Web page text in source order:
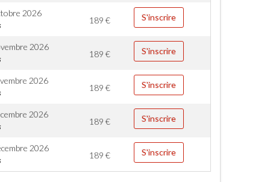
2026
189€ S'inscrire
2026
189€ S'inscrire
2026
189€ S'inscrire
2026
189€ S'inscrire
2026
189€ S'inscrire